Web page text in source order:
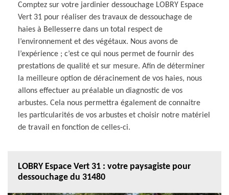
Comptez sur votre jardinier dessouchage LOBRY Espace
Vert 31 pour réaliser des travaux de dessouchage de
haies à Bellesserre dans un total respect de
l’environnement et des végétaux. Nous avons de
l’expérience ; c’est ce qui nous permet de fournir des
prestations de qualité et sur mesure. Afin de déterminer
la meilleure option de déracinement de vos haies, nous
allons effectuer au préalable un diagnostic de vos
arbustes. Cela nous permettra également de connaitre
les particularités de vos arbustes et choisir notre matériel
de travail en fonction de celles-ci.
LOBRY Espace Vert 31 : votre paysagiste pour
dessouchage du 31480